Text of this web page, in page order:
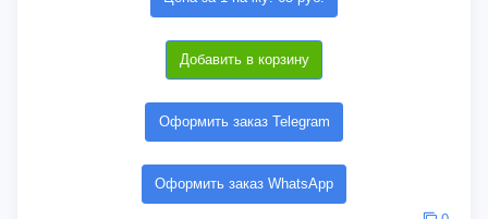
Добавить в корзину
Оформить заказ Telegram
Оформить заказ WhatsApp